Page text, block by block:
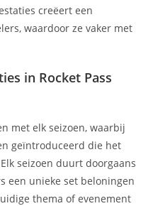
creëert een
waardoor ze vaker met
in Rocket Pass
met elk seizoen, waarbij
geïntroduceerd die het
seizoen duurt doorgaans
een unieke set beloningen
thema of evenement